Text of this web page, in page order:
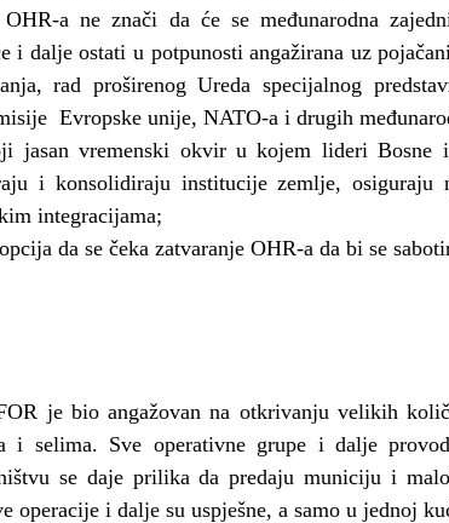
OHR-a ne znači da će se međunarodna
i dalje ostati u potpunosti angažirana uz
rad proširenog Ureda specijalnog
Evropske unije, NATO-a i drugih
jasan vremenski okvir u kojem lideri Bosne
i konsolidiraju institucije zemlje,
integracijama;
da se čeka zatvaranje OHR-a da bi se
je bio angažovan na otkrivanju velikih
i selima. Sve operativne grupe i dalje
se daje prilika da predaju municiju i
operacije i dalje su uspješne, a samo u jednoj